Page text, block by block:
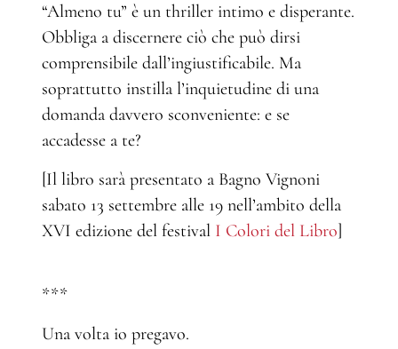
“Almeno tu” è un thriller intimo e disperante.
Obbliga a discernere ciò che può dirsi
comprensibile dall’ingiustificabile. Ma
soprattutto instilla l’inquietudine di una
domanda davvero sconveniente: e se
accadesse a te?
[Il libro sarà presentato a Bagno Vignoni
sabato 13 settembre alle 19 nell’ambito della
XVI edizione del festival I Colori del Libro]
***
Una volta io pregavo.